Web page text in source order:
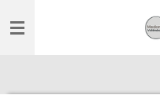
direct